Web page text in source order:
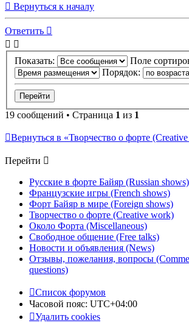
Вернуться к началу
Ответить
Показать:
Поле
Порядок:
19 сообщений • Страница 1 из 1
Вернуться в «Творчество о форте
Перейти
Русские в форте Байяр (Russian shows)
Французские игры (French shows)
Форт Байяр в мире (Foreign shows)
Творчество о форте (Creative work)
Около Форта (Miscellaneous)
Свободное общение (Free talks)
Новости и объявления (News)
Отзывы, пожелания, вопросы
questions)
Список форумов
Часовой пояс: UTC+04:00
Удалить cookies